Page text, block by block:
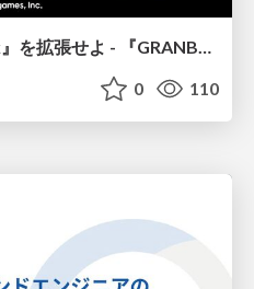
【CEDEC2026】『Relink』を拡張せよ - 『GRANBLUE FANTASY: Relink - Endless Ragnarok』の開発速度と品質を守るCI運用
0 110